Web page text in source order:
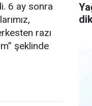
6 ay sonra
razı
şeklinde